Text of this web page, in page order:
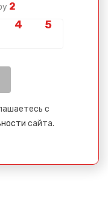
2
с
сайта.